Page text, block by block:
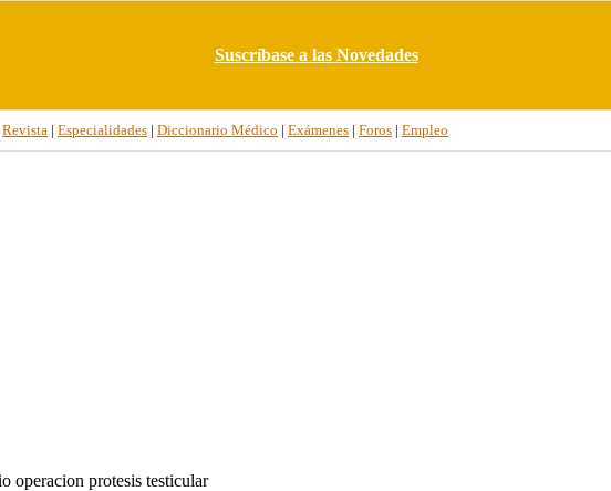
Suscríbase a las Novedades
Revista | Especialidades | Diccionario Médico | Exámenes | Foros | Empleo
operacion protesis testicular